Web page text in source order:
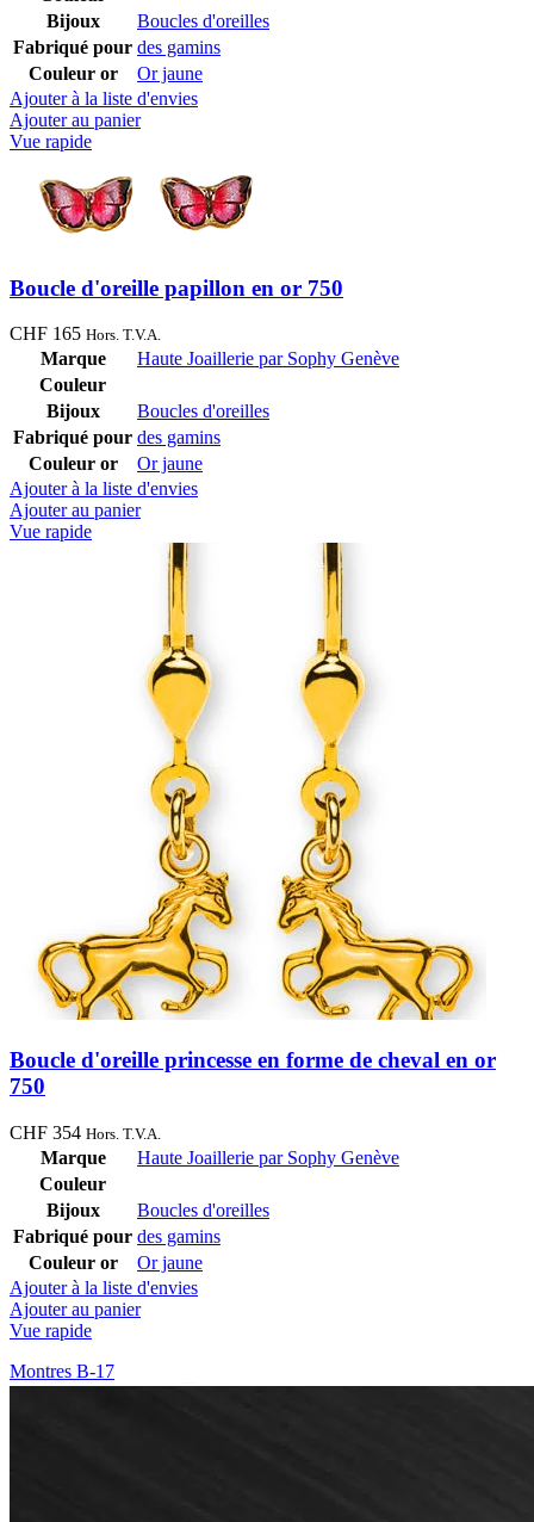
Bijoux
Boucles d'oreilles
Fabriqué pour des gamins
Couleur or
Or jaune
Ajouter à la liste d'envies
Ajouter au panier
Vue rapide
Boucle d'oreille papillon en or 750
CHF 165 Hors. T.V.A.
Marque
Haute Joaillerie par Sophy Genève
Couleur
Bijoux
Boucles d'oreilles
Fabriqué pour des gamins
Couleur or
Or jaune
Ajouter à la liste d'envies
Ajouter au panier
Vue rapide
Boucle d'oreille princesse en forme de cheval en or
750
CHF 354 Hors. T.V.A.
Marque
Haute Joaillerie par Sophy Genève
Couleur
Bijoux
Boucles d'oreilles
Fabriqué pour des gamins
Couleur or
Or jaune
Ajouter à la liste d'envies
Ajouter au panier
Vue rapide
Montres B-17